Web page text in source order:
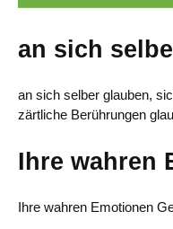
an sich
an sich selber glauben,
zärtliche Berührungen
Ihre wahren
Ihre wahren Emotionen